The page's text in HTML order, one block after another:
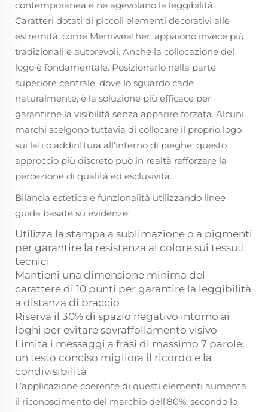
contemporanea e ne agevolano la leggibilità.
Caratteri dotati di piccoli elementi decorativi alle
estremità, come Merriweather, appaiono invece più
tradizionali e autorevoli. Anche la collocazione del
logo è fondamentale. Posizionarlo nella parte
superiore centrale, dove lo sguardo cade
naturalmente, è la soluzione più efficace per
garantirne la visibilità senza apparire forzata. Alcuni
marchi scelgono tuttavia di collocare il proprio logo
sui lati o addirittura all’interno di pieghe: questo
approccio più discreto può in realtà rafforzare la
percezione di qualità ed esclusività.
Bilancia estetica e funzionalità utilizzando linee
guida basate su evidenze:
Utilizza la stampa a sublimazione o a pigmenti
per garantire la resistenza al colore sui tessuti
tecnici
Mantieni una dimensione minima del
carattere di 10 punti per garantire la leggibilità
a distanza di braccio
Riserva il 30% di spazio negativo intorno ai
loghi per evitare sovraffollamento visivo
Limita i messaggi a frasi di massimo 7 parole:
un testo conciso migliora il ricordo e la
condivisibilità
L’applicazione coerente di questi elementi aumenta
il riconoscimento del marchio dell’80%, secondo lo